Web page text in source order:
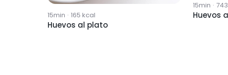
15min · 165 kcal
Huevos al plato
15min · 743
Huevos